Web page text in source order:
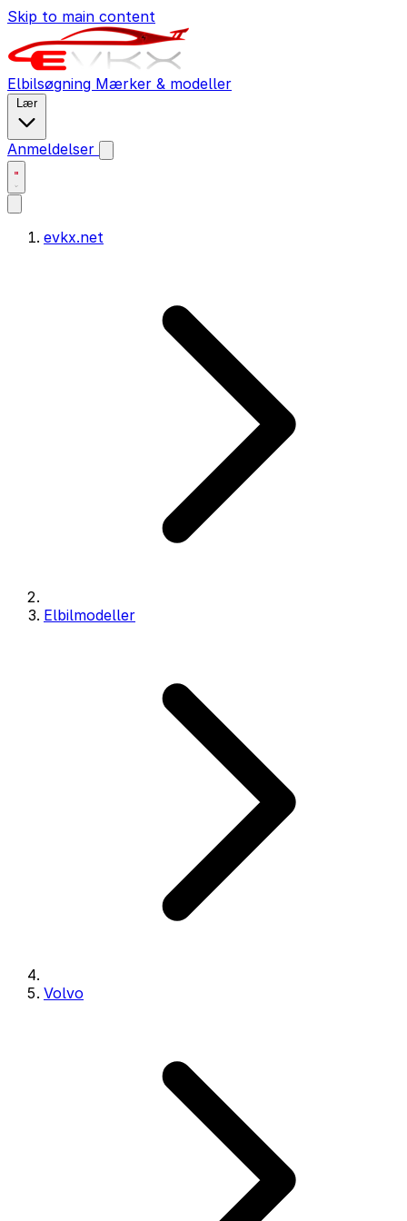
Skip to main content
Elbilsøgning Mærker & modeller
Lær
Anmeldelser
evkx.net
Elbilmodeller
Volvo